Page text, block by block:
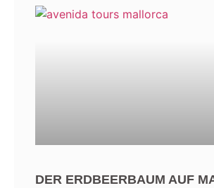
DER ERDBEERBAUM AUF